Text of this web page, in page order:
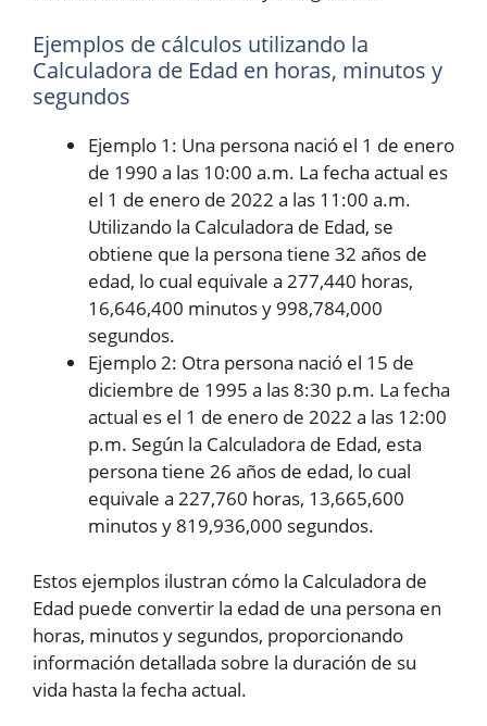
Ejemplos de cálculos utilizando la
Calculadora de Edad en horas, minutos y
segundos
Ejemplo 1: Una persona nació el 1 de enero
de 1990 a las 10:00 a.m. La fecha actual es
el 1 de enero de 2022 a las 11:00 a.m.
Utilizando la Calculadora de Edad, se
obtiene que la persona tiene 32 años de
edad, lo cual equivale a 277,440 horas,
16,646,400 minutos y 998,784,000
segundos.
Ejemplo 2: Otra persona nació el 15 de
diciembre de 1995 a las 8:30 p.m. La fecha
actual es el 1 de enero de 2022 a las 12:00
p.m. Según la Calculadora de Edad, esta
persona tiene 26 años de edad, lo cual
equivale a 227,760 horas, 13,665,600
minutos y 819,936,000 segundos.
Estos ejemplos ilustran cómo la Calculadora de
Edad puede convertir la edad de una persona en
horas, minutos y segundos, proporcionando
información detallada sobre la duración de su
vida hasta la fecha actual.